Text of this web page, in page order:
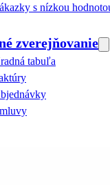
s nízkou
zverejňovanie
tabuľa